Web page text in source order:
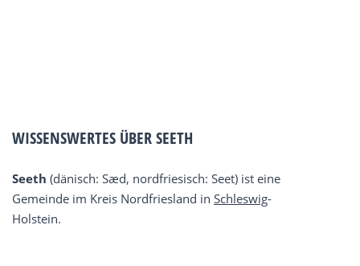
WISSENSWERTES ÜBER SEETH
Seeth (dänisch: Sæd, nordfriesisch: Seet) ist eine
Gemeinde im Kreis Nordfriesland in Schleswig-
Holstein.